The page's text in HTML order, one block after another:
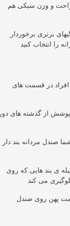
راحت و وزن سبکی هم
برتری برخوردار
در قسمت های
پوشش از گذشته های دور
صندل مردانه بند دار
ی بند هایی که روی
پهن روی صندل